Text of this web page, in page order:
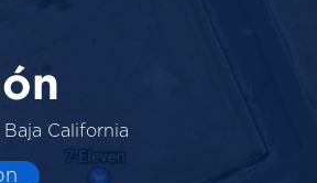
California